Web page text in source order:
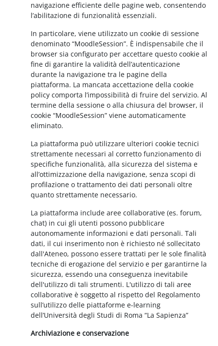
navigazione efficiente delle pagine web, consentendo
l’abilitazione di funzionalità essenziali.
In particolare, viene utilizzato un cookie di sessione
denominato “MoodleSession”. È indispensabile che il
browser sia configurato per accettare questo cookie al
fine di garantire la validità dell’autenticazione
durante la navigazione tra le pagine della
piattaforma. La mancata accettazione della cookie
policy comporta l’impossibilità di fruire del servizio. Al
termine della sessione o alla chiusura del browser, il
cookie “MoodleSession” viene automaticamente
eliminato.
La piattaforma può utilizzare ulteriori cookie tecnici
strettamente necessari al corretto funzionamento di
specifiche funzionalità, alla sicurezza del sistema e
all’ottimizzazione della navigazione, senza scopi di
profilazione o trattamento dei dati personali oltre
quanto strettamente necessario.
La piattaforma include aree collaborative (es. forum,
chat) in cui gli utenti possono pubblicare
autonomamente informazioni e dati personali. Tali
dati, il cui inserimento non è richiesto né sollecitato
dall'Ateneo, possono essere trattati per le sole finalità
tecniche di erogazione del servizio e per garantirne la
sicurezza, essendo una conseguenza inevitabile
dell'utilizzo di tali strumenti. L'utilizzo di tali aree
collaborative è soggetto al rispetto del Regolamento
sull’utilizzo delle piattaforme e-learning
dell’Università degli Studi di Roma “La Sapienza”
Archiviazione e conservazione